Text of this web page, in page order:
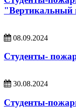
"Вертикальный
08.09.2024
Студенты-
30.08.2024
Студенты-